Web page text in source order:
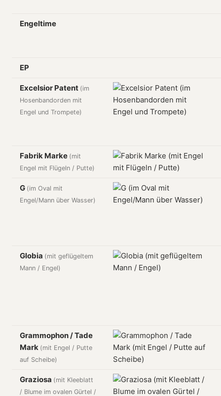
Engeltime
EP
Excelsior Patent (im
Hosenbandorden mit
Engel und Trompete)
Fabrik Marke (mit
Engel mit Flügeln / Putte)
G (im Oval mit
Engel/Mann über Wasser)
Globia (mit geflügeltem
Mann / Engel)
Grammophon / Tade
Mark (mit Engel / Putte
auf Scheibe)
Graziosa (mit Kleeblatt
/ Blume im ovalen Gürtel /